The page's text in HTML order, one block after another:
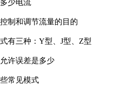
少电流
制和调节流量的目的
有三种：Y型、J型、Z型
许误差是多少
常见模式